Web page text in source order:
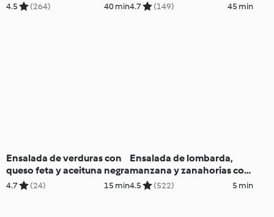
4.5 (264) 40 minencurtidos
4.7 (149) 45 min
Ensalada de verduras con
queso feta y aceituna negra
4.7 (24) 15 min
Ensalada de lombarda,
manzana y zanahorias con
pasas
4.5 (522) 5 min